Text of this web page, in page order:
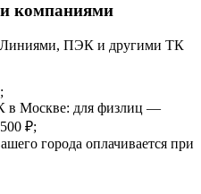
компаниями
ПЭК и другими ТК
в Москве: для физлиц —
₽;
города оплачивается при